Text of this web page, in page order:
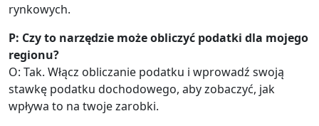
rynkowych.
P: Czy to narzędzie może obliczyć podatki dla mojego
regionu?
O: Tak. Włącz obliczanie podatku i wprowadź swoją
stawkę podatku dochodowego, aby zobaczyć, jak
wpływa to na twoje zarobki.